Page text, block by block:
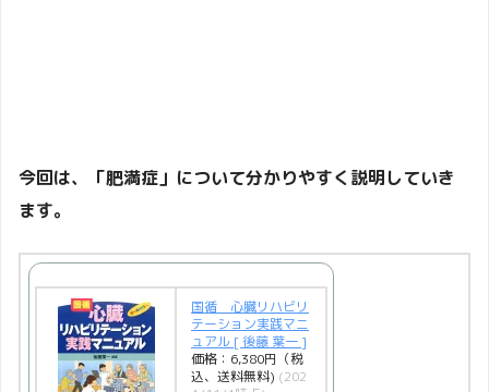
今回は、「肥満症」について分かりやすく説明していき
ます。
国循 心臓リハビリ
テーション実践マニ
ュアル [ 後藤 葉一 ]
価格：6,380円（税
込、送料無料) (202